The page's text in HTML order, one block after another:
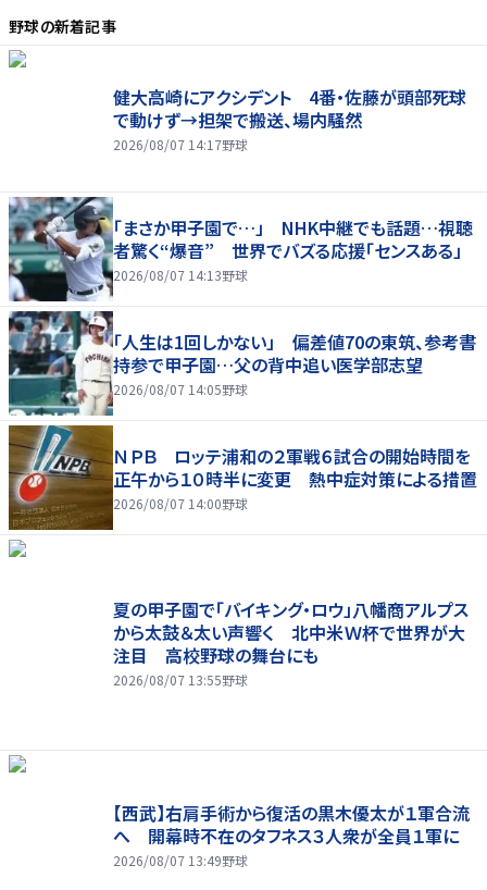
野球の新着記事
健大高崎にアクシデント 4番・佐藤が頭部死球
で動けず→担架で搬送、場内騒然
2026/08/07 14:17野球
「まさか甲子園で…」 NHK中継でも話題…視聴
者驚く“爆音” 世界でバズる応援「センスある」
2026/08/07 14:13野球
「人生は1回しかない」 偏差値70の東筑、参考書
持参で甲子園…父の背中追い医学部志望
2026/08/07 14:05野球
ＮＰＢ ロッテ浦和の２軍戦６試合の開始時間を
正午から１０時半に変更 熱中症対策による措置
2026/08/07 14:00野球
夏の甲子園で「バイキング・ロウ」八幡商アルプス
から太鼓＆太い声響く 北中米Ｗ杯で世界が大
注目 高校野球の舞台にも
2026/08/07 13:55野球
【西武】右肩手術から復活の黒木優太が１軍合流
へ 開幕時不在のタフネス３人衆が全員１軍に
2026/08/07 13:49野球